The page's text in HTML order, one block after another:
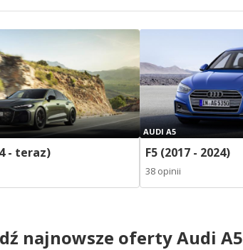
- teraz)
AUDI A5
F5 (2017 - 2024)
38 opinii
najnowsze oferty Audi A5